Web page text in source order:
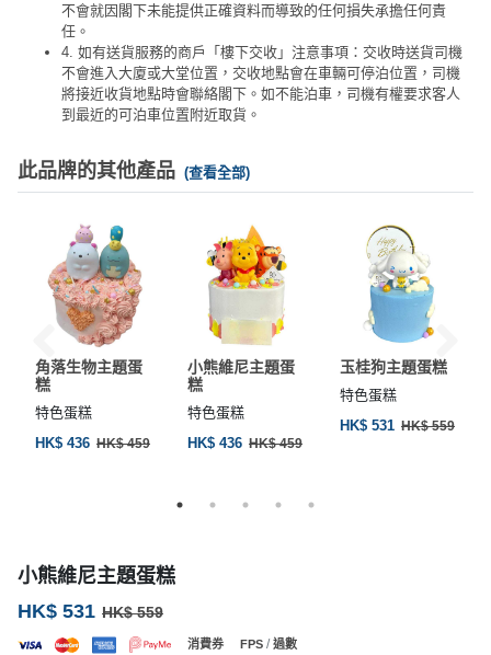
不會就因閣下未能提供正確資料而導致的任何損失承擔任何責
任。
4. 如有送貨服務的商戶「樓下交收」注意事項：交收時送貨司機
不會進入大廈或大堂位置，交收地點會在車輛可停泊位置，司機
將接近收貨地點時會聯絡閣下。如不能泊車，司機有權要求客人
到最近的可泊車位置附近取貨。
此品牌的其他產品 (查看全部)
角落生物主題蛋
糕
特色蛋糕
HK$ 436 HK$ 459
小熊維尼主題蛋
糕
特色蛋糕
HK$ 436 HK$ 459
玉桂狗主題蛋糕
特色蛋糕
HK$ 531 HK$ 559
小熊維尼主題蛋糕
HK$ 531 HK$ 559
消費券 FPS / 過數